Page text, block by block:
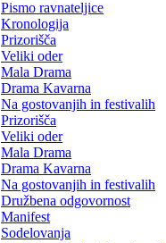
Pismo ravnateljice
Kronologija
Prizorišča
Veliki oder
Mala Drama
Drama Kavarna
Na gostovanjih in festivalih
Prizorišča
Veliki oder
Mala Drama
Drama Kavarna
Na gostovanjih in festivalih
Družbena odgovornost
Manifest
Sodelovanja